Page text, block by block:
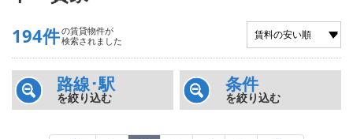
書類DL & 入居者さまへ
家族で住むならマンション？賃家？
194件の賃貸物件が
検索されました
路線･駅
を絞り込む
条件
を絞り込む